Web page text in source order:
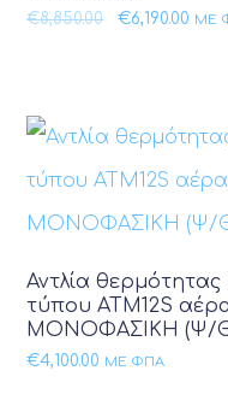
€8,850.00 Original price
€6,190.00 Η
ΜΕ
Αντλία
τύπου ATM12S
ΜΟΝΟΦΑΣΙΚΗ (Ψ/
€4,100.00 ΜΕ ΦΠΑ